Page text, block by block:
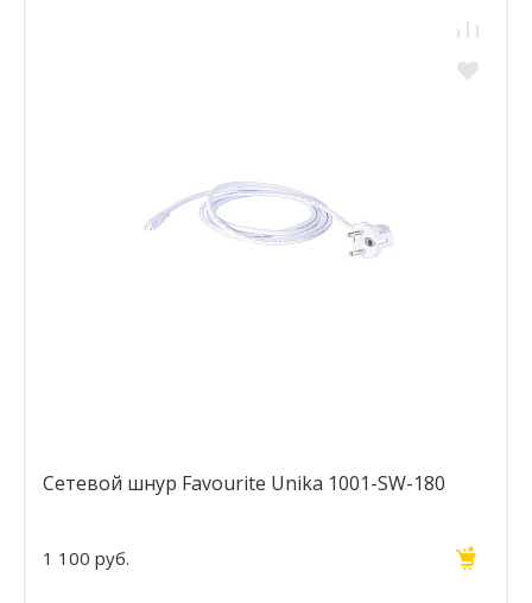
Сетевой шнур Favourite Unika 1001-SW-180
1 100 руб.